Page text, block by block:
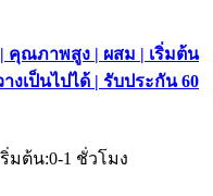
คุณภาพสูง | ผสม | เริ่มต้น
งเป็นไปได้ | รับประกัน 60
ริ่มต้น:0-1 ชั่วโมง